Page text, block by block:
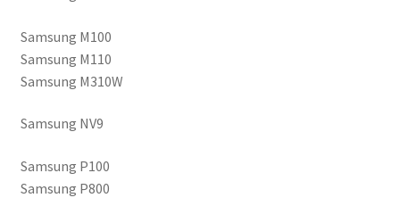
Samsung M100
Samsung M110
Samsung M310W
Samsung NV9
Samsung P100
Samsung P800